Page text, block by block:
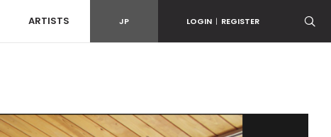
ARTISTS JP LOGIN | REGISTER